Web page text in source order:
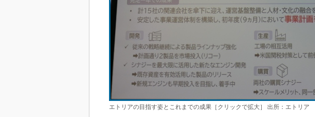
エトリアの目指す姿とこれまでの成果［クリックで拡大］ 出所：エトリア